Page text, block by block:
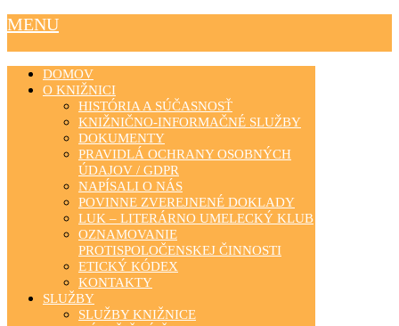
MENU
DOMOV
O KNIŽNICI
HISTÓRIA A SÚČASNOSŤ
KNIŽNIČNO-INFORMAČNÉ SLUŽBY
DOKUMENTY
PRAVIDLÁ OCHRANY OSOBNÝCH
ÚDAJOV / GDPR
NAPÍSALI O NÁS
POVINNE ZVEREJNENÉ DOKLADY
LUK – LITERÁRNO UMELECKÝ KLUB
OZNAMOVANIE
PROTISPOLOČENSKEJ ČINNOSTI
ETICKÝ KÓDEX
KONTAKTY
SLUŽBY
SLUŽBY KNIŽNICE